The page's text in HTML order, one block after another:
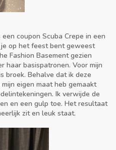
coupon Scuba Crepe in een
op het feest bent geweest
Fashion Basement gezien
haar basispatronen. Voor mijn
broek. Behalve dat ik deze
eigen maat heb gemaakt
Ik verwijde de
en een gulp toe. Het resultaat
zit en leuk staat.